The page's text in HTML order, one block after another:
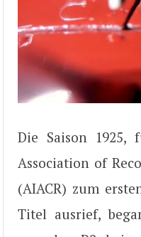
Die Saison
Association of
(AIACR) zum
Titel ausrief,